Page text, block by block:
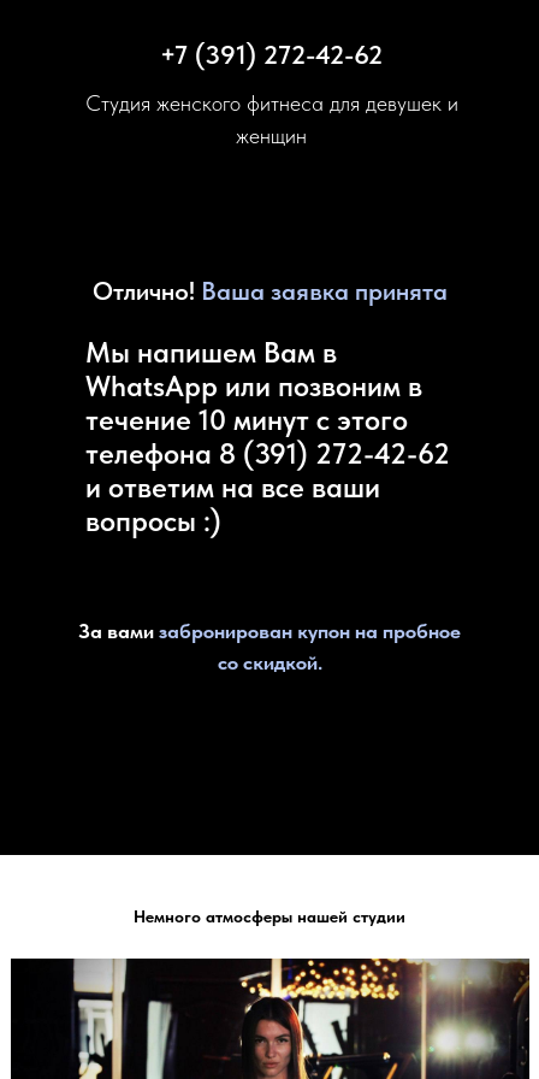
Студия женского фитнеса для девушек и
женщин
Отлично! Ваша заявка принята
+7 (391) 272-42-62
За вами забронирован купон на пробное
со скидкой.
Мы напишем Вам в
WhatsApp или позвоним в
течение 10 минут с этого
телефона 8 (391) 272-42-62
и ответим на все ваши
вопросы :)
Немного атмосферы нашей студии